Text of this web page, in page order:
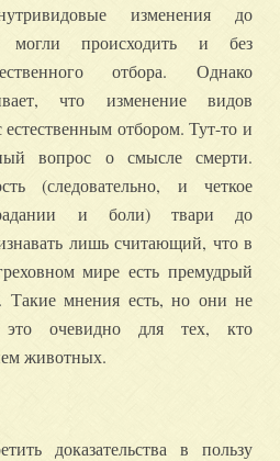
изменения до
могли происходить и без
отбора. Однако
что изменение видов
отбором. Тут-то и
вопрос о смысле смерти.
(следовательно, и четкое
и боли) твари до
лишь считающий, что в
мире есть премудрый
Такие мнения есть, но они не
это очевидно для тех, кто
животных.
доказательства в пользу